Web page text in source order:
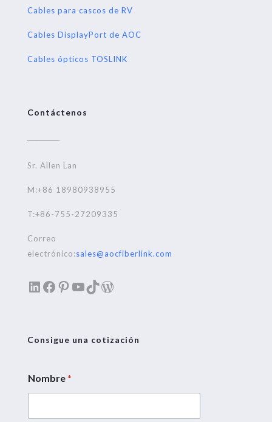
Cables para cascos de RV
Cables DisplayPort de AOC
Cables ópticos TOSLINK
Contáctenos
Sr. Allen Lan
M:+86 18980938955
T:+86-755-27209335
Correo
electrónico:sales@aocfiberlink.com
LinkedIn
Facebook
Pinterest
YouTube
TikTok
WordPress
Consigue una cotización
Nombre*